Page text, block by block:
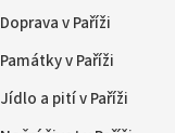
Doprava v Paříži
Památky v Paříži
Jídlo a pití v Paříži